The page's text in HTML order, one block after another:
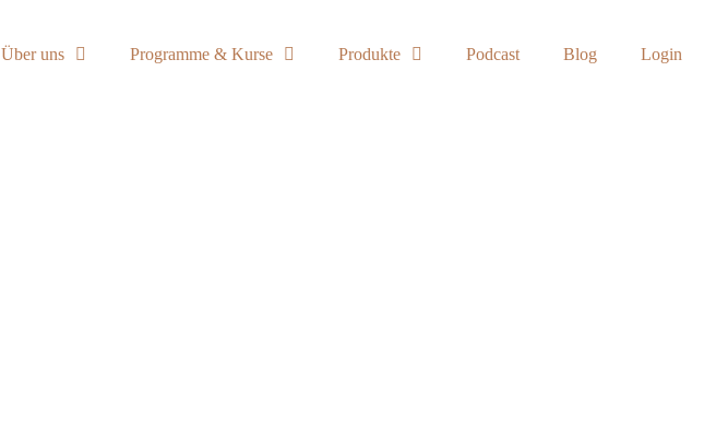
Über uns Programme & Kurse Produkte Podcast Blog Login